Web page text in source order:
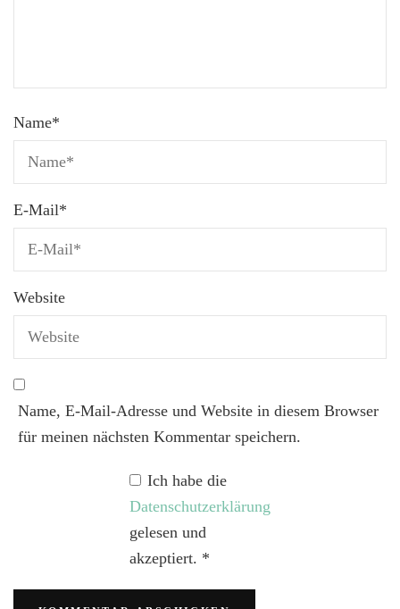
Name*
E-Mail*
Website
Name, E-Mail-Adresse und Website in diesem Browser
für meinen nächsten Kommentar speichern.
Ich habe die
Datenschutzerklärung
gelesen und
akzeptiert. *